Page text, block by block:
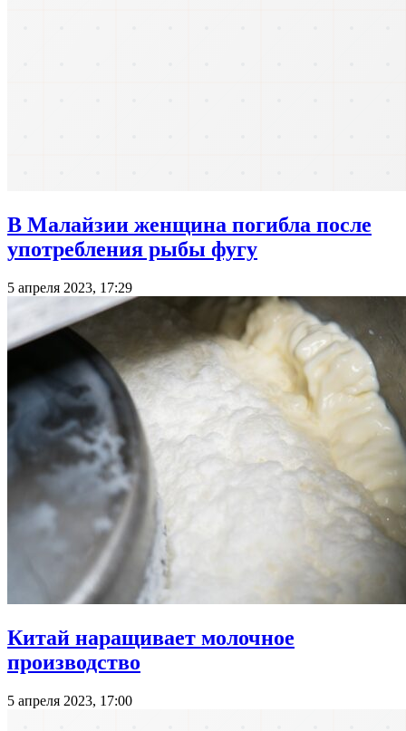
В Малайзии женщина погибла после
употребления рыбы фугу
5 апреля 2023, 17:29
Китай наращивает молочное
производство
5 апреля 2023, 17:00